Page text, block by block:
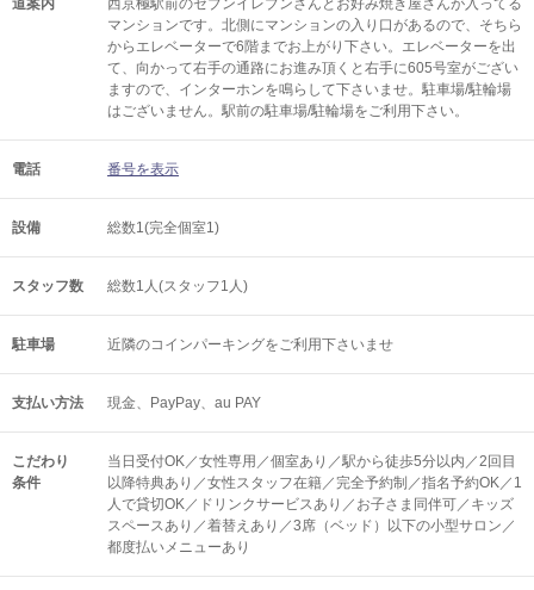
道案内
西京極駅前のセブンイレブンさんとお好み焼き屋さんが入ってる
マンションです。北側にマンションの入り口があるので、そちら
からエレベーターで6階までお上がり下さい。エレベーターを出
て、向かって右手の通路にお進み頂くと右手に605号室がござい
ますので、インターホンを鳴らして下さいませ。駐車場/駐輪場
はございません。駅前の駐車場/駐輪場をご利用下さい。
電話 番号を表示
設備 総数1(完全個室1)
スタッフ数 総数1人(スタッフ1人)
駐車場 近隣のコインパーキングをご利用下さいませ
支払い方法 現金、PayPay、au PAY
こだわり
条件
当日受付OK／女性専用／個室あり／駅から徒歩5分以内／2回目
以降特典あり／女性スタッフ在籍／完全予約制／指名予約OK／1
人で貸切OK／ドリンクサービスあり／お子さま同伴可／キッズ
スペースあり／着替えあり／3席（ベッド）以下の小型サロン／
都度払いメニューあり